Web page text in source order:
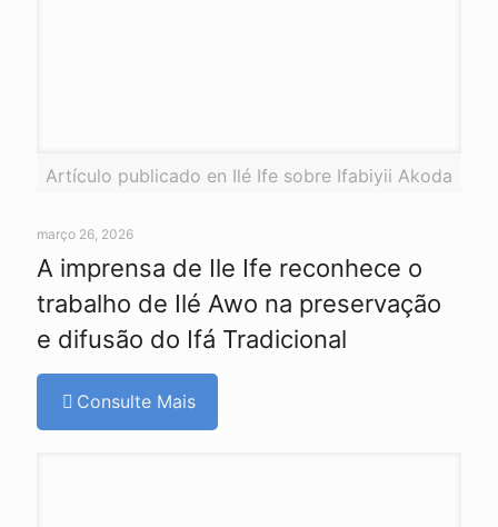
Artículo publicado en Ilé Ife sobre Ifabiyii Akoda
março 26, 2026
A imprensa de Ile Ife reconhece o
trabalho de Ilé Awo na preservação
e difusão do Ifá Tradicional
Consulte Mais